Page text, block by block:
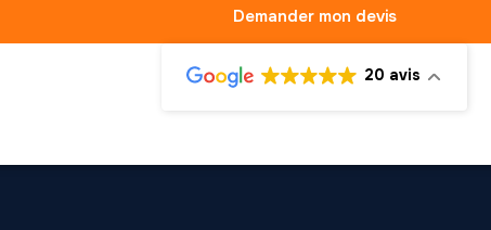
Demander mon devis
20 avis